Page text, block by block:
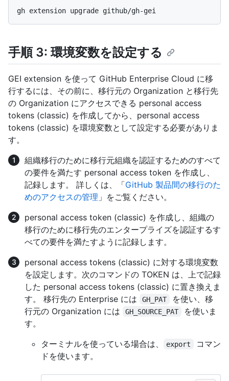
手順 3: 環境変数を設定する
GEI extension を使って GitHub Enterprise Cloud に移
行するには、その前に、移行元の Organization と移行先
の Organization にアクセスできる personal access
tokens (classic) を作成してから、personal access
tokens (classic) を環境変数として設定する必要がありま
す。
組織移行のために移行元組織を認証するためのすべて
の要件を満たす personal access token を作成し、
記録します。 詳しくは、「GitHub 製品間の移行のた
めのアクセスの管理 」をご覧ください。
personal access token (classic) を作成し、組織の
移行のために移行先のエンタープライズを認証するす
べての要件を満たすように記録します。
personal access tokens (classic) に対する環境変数
を設定します。次のコマンドの TOKEN は、上で記録
した personal access tokens (classic) に置き換えま
す。 移行先の Enterprise には
GH_PAT
を使い、移
行元の Organization には
GH_SOURCE_PAT
を使いま
す。
ターミナルを使っている場合は、
export
コマン
ドを使います。